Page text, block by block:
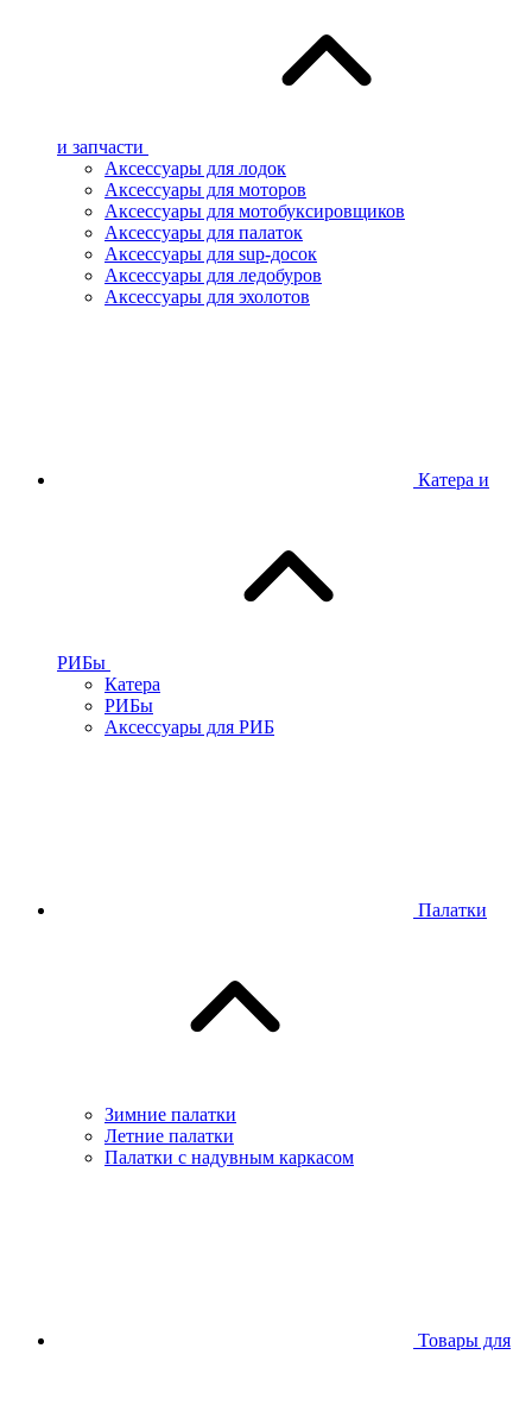
и запчасти
Аксессуары для лодок
Аксессуары для моторов
Аксессуары для мотобуксировщиков
Аксессуары для палаток
Аксессуары для sup-досок
Аксессуары для ледобуров
Аксессуары для эхолотов
Катера и
РИБы
Катера
РИБы
Аксессуары для РИБ
Палатки
Зимние палатки
Летние палатки
Палатки с надувным каркасом
Товары для